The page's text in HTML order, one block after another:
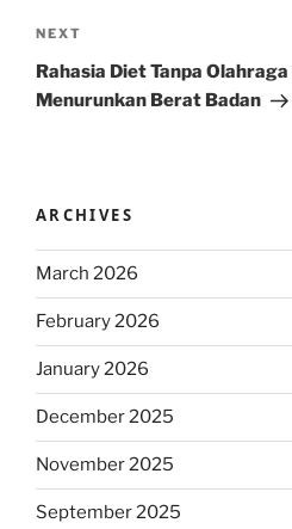
Next
Post
NEXT
Rahasia Diet Tanpa
Menurunkan Berat Badan
ARCHIVES
March 2026
February 2026
January 2026
December 2025
November 2025
September 2025